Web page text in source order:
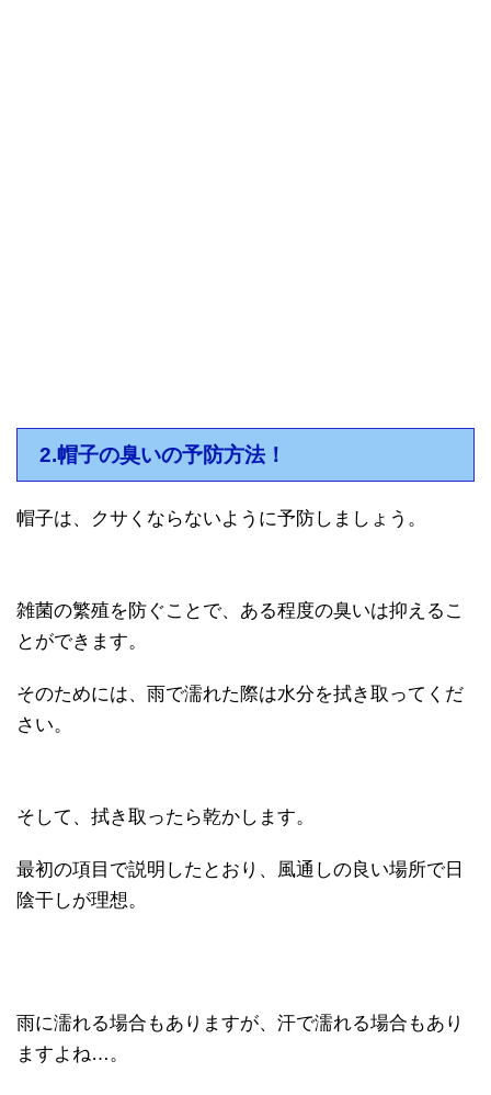
2.帽子の臭いの予防方法！
帽子は、クサくならないように予防しましょう。
雑菌の繁殖を防ぐことで、ある程度の臭いは抑えるこ
とができます。
そのためには、雨で濡れた際は水分を拭き取ってくだ
さい。
そして、拭き取ったら乾かします。
最初の項目で説明したとおり、風通しの良い場所で日
陰干しが理想。
雨に濡れる場合もありますが、汗で濡れる場合もあり
ますよね…。